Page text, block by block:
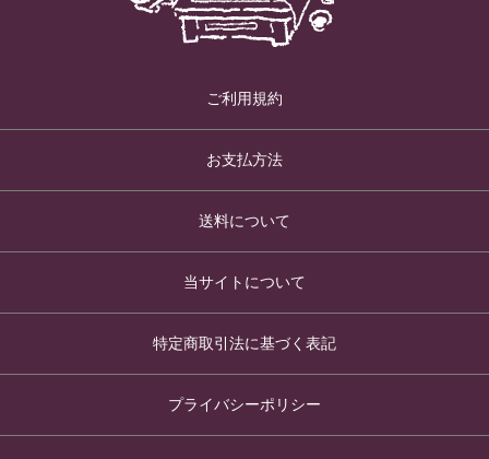
ご利用規約
お支払方法
送料について
当サイトについて
特定商取引法に基づく表記
プライバシーポリシー